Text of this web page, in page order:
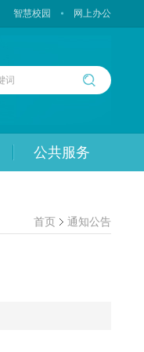
智慧校园 网上办公
公共服务
首页 通知公告